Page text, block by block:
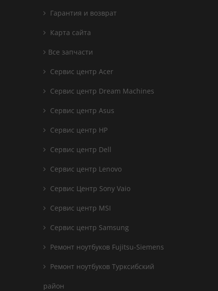
Гарантия и возврат
Карта сайта
Все запчасти
Сервис центр Acer
Сервис центр Dream Machines
Сервис центр Asus
Сервис центр HP
Сервис центр Dell
Сервис центр Lenovo
Сервис Центр Sony Vaio
Сервис центр MSI
Сервис центр Samsung
Ремонт ноутбуков Fujitsu-Siemens
Ремонт ноутбуков Турксибский
район